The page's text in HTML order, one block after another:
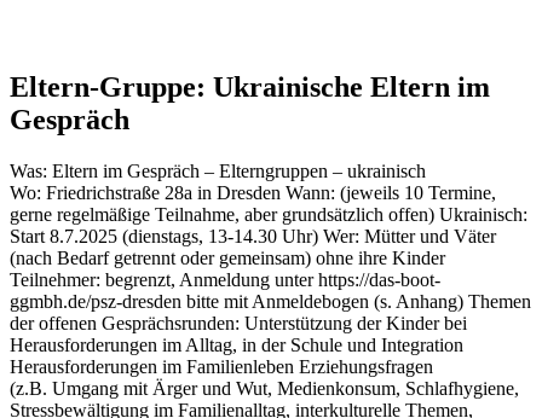
Eltern-Gruppe: Ukrainische Eltern im
Gespräch
Was: Eltern im Gespräch – Elterngruppen – ukrainisch
Wo: Friedrichstraße 28a in Dresden Wann: (jeweils 10 Termine,
gerne regelmäßige Teilnahme, aber grundsätzlich offen) Ukrainisch:
Start 8.7.2025 (dienstags, 13-14.30 Uhr) Wer: Mütter und Väter
(nach Bedarf getrennt oder gemeinsam) ohne ihre Kinder
Teilnehmer: begrenzt, Anmeldung unter https://das-boot-
ggmbh.de/psz-dresden bitte mit Anmeldebogen (s. Anhang) Themen
der offenen Gesprächsrunden: Unterstützung der Kinder bei
Herausforderungen im Alltag, in der Schule und Integration
Herausforderungen im Familienleben Erziehungsfragen
(z.B. Umgang mit Ärger und Wut, Medienkonsum, Schlafhygiene,
Stressbewältigung im Familienalltag, interkulturelle Themen,